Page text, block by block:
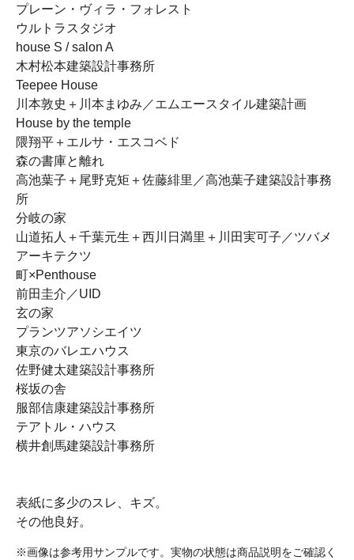
プレーン・ヴィラ・フォレスト
ウルトラスタジオ
house S / salon A
木村松本建築設計事務所
Teepee House
川本敦史＋川本まゆみ／エムエースタイル建築計画
House by the temple
隈翔平＋エルサ・エスコベド
森の書庫と離れ
高池葉子＋尾野克矩＋佐藤緋里／高池葉子建築設計事務
所
分岐の家
山道拓人＋千葉元生＋西川日満里＋川田実可子／ツバメ
アーキテクツ
町×Penthouse
前田圭介／UID
玄の家
プランツアソシエイツ
東京のバレエハウス
佐野健太建築設計事務所
桜坂の舎
服部信康建築設計事務所
テアトル・ハウス
横井創馬建築設計事務所
表紙に多少のスレ、キズ。
その他良好。
※画像は参考用サンプルです。実物の状態は商品説明をご確認く